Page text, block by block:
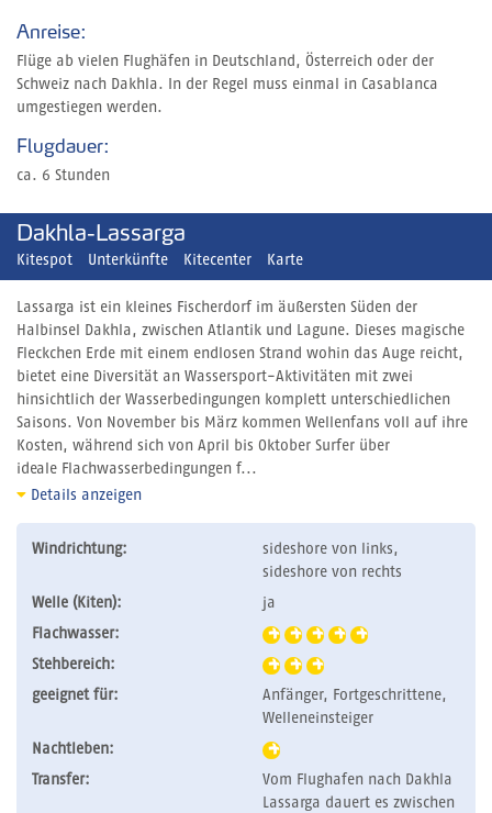
Anreise:
Flüge ab vielen Flughäfen in Deutschland, Österreich oder der
Schweiz nach Dakhla. In der Regel muss einmal in Casablanca
umgestiegen werden.
Flugdauer:
ca. 6 Stunden
Dakhla-Lassarga
Kitespot Unterkünfte Kitecenter Karte
Lassarga ist ein kleines Fischerdorf im äußersten Süden der
Halbinsel Dakhla, zwischen Atlantik und Lagune. Dieses magische
Fleckchen Erde mit einem endlosen Strand wohin das Auge reicht,
bietet eine Diversität an Wassersport-Aktivitäten mit zwei
hinsichtlich der Wasserbedingungen komplett unterschiedlichen
Saisons. Von November bis März kommen Wellenfans voll auf ihre
Kosten, während sich von April bis Oktober Surfer über
ideale Flachwasserbedingungen f...
Details anzeigen
Windrichtung:
sideshore von links,
sideshore von rechts
Welle (Kiten):
ja
Flachwasser:
Stehbereich:
geeignet für:
Anfänger, Fortgeschrittene,
Welleneinsteiger
Nachtleben:
Transfer:
Vom Flughafen nach Dakhla
Lassarga dauert es zwischen